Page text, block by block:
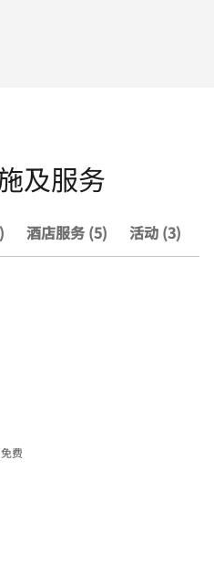
及服务
酒店服务 (5) 活动 (3)
费